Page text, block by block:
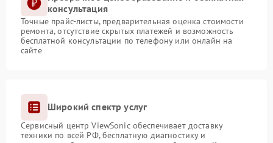
консультация
Точные прайс-листы, предварительная оценка стоимости
ремонта, отсутствие скрытых платежей и возможность
бесплатной консультации по телефону или онлайн на
сайте
Широкий спектр услуг
Сервисный центр ViewSonic обеспечивает доставку
техники по всей РФ, бесплатную диагностику и